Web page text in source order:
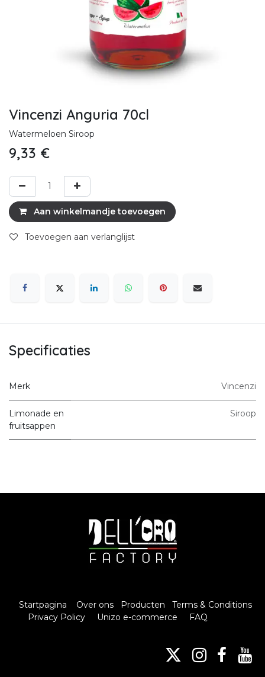
Vincenzi Anguria 70cl
Watermeloen Siroop
9,33 €
Aan winkelmandje toevoegen
Toevoegen aan verlanglijst
Specificaties
Merk Vincenzi
Limonade en
fruitsappen
Siroop
Startpagina Over ons Producten
Terms & Conditions
Privacy Policy
Unizo e-commerce FAQ